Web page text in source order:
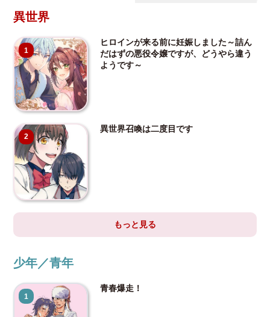
異世界
1
ヒロインが来る前に妊娠しました～詰ん
だはずの悪役令嬢ですが、どうやら違う
ようです～
2
異世界召喚は二度目です
もっと見る
少年／青年
1
青春爆走！